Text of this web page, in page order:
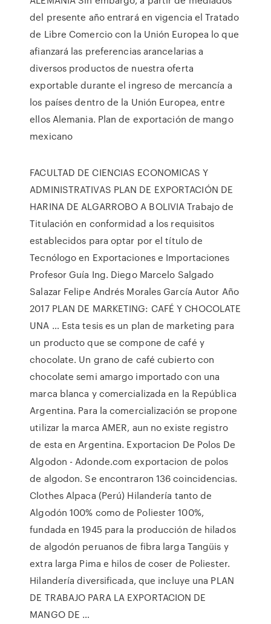
del presente año entrará en vigencia el Tratado
de Libre Comercio con la Unión Europea lo que
afianzará las preferencias arancelarias a
diversos productos de nuestra oferta
exportable durante el ingreso de mercancía a
los países dentro de la Unión Europea, entre
ellos Alemania. Plan de exportación de mango
mexicano
FACULTAD DE CIENCIAS ECONOMICAS Y
ADMINISTRATIVAS PLAN DE EXPORTACIÓN DE
HARINA DE ALGARROBO A BOLIVIA Trabajo de
Titulación en conformidad a los requisitos
establecidos para optar por el título de
Tecnólogo en Exportaciones e Importaciones
Profesor Guía Ing. Diego Marcelo Salgado
Salazar Felipe Andrés Morales García Autor Año
2017 PLAN DE MARKETING: CAFÉ Y CHOCOLATE
UNA … Esta tesis es un plan de marketing para
un producto que se compone de café y
chocolate. Un grano de café cubierto con
chocolate semi amargo importado con una
marca blanca y comercializada en la República
Argentina. Para la comercialización se propone
utilizar la marca AMER, aun no existe registro
de esta en Argentina. Exportacion De Polos De
Algodon - Adonde.com exportacion de polos
de algodon. Se encontraron 136 coincidencias.
Clothes Alpaca (Perú) Hilandería tanto de
Algodón 100% como de Poliester 100%,
fundada en 1945 para la producción de hilados
de algodón peruanos de fibra larga Tangüis y
extra larga Pima e hilos de coser de Poliester.
Hilandería diversificada, que incluye una PLAN
DE TRABAJO PARA LA EXPORTACION DE
MANGO DE …